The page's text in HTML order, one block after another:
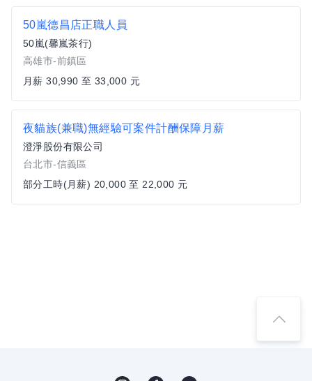
50嵐德昌店正職人員
50嵐(馨嵐茶行)
高雄市-前鎮區
月薪 30,990 至 33,000 元
夜貓族(兼職)無經驗可案件計酬保障月薪
澄淨股份有限公司
台北市-信義區
部分工時(月薪) 20,000 至 22,000 元